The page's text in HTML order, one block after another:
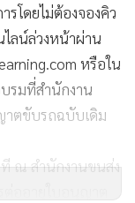
โดยไม่ต้องจองคิว
ลน์ล่วงหน้าผ่าน
หรือใน
รมที่สำนักงาน
าตขับรถฉบับเดิม
ณ สำนักงานขนส่ง
ออายุใบอนุญาต